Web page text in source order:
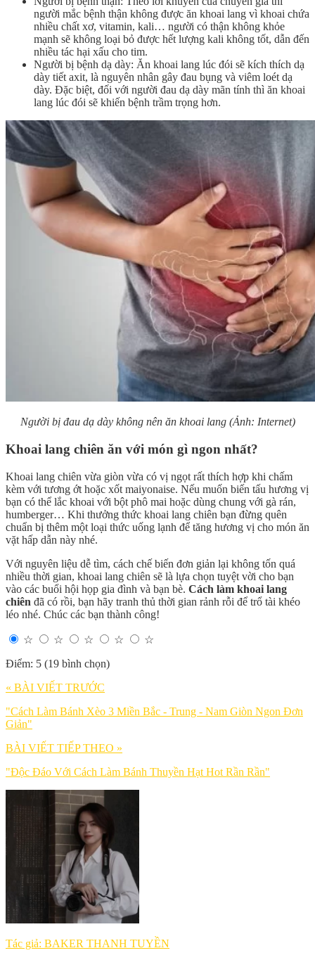
người mắc bệnh thận không được ăn khoai lang vì khoai chứa
nhiều chất xơ, vitamin, kali… người có thận không khỏe
mạnh sẽ không loại bỏ được hết lượng kali không tốt, dẫn đến
nhiều tác hại xấu cho tim.
Người bị bệnh dạ dày: Ăn khoai lang lúc đói sẽ kích thích dạ
dày tiết axit, là nguyên nhân gây đau bụng và viêm loét dạ
dày. Đặc biệt, đối với người đau dạ dày mãn tính thì ăn khoai
lang lúc đói sẽ khiến bệnh trầm trọng hơn.
Người bị đau dạ dày không nên ăn khoai lang (Ảnh: Internet)
Khoai lang chiên ăn với món gì ngon nhất?
Khoai lang chiên vừa giòn vừa có vị ngọt rất thích hợp khi chấm
kèm với tương ớt hoặc xốt maiyonaise. Nếu muốn biến tấu hương vị
bạn có thể lắc khoai với bột phô mai hoặc dùng chung với gà rán,
humberger… Khi thưởng thức khoai lang chiên bạn đừng quên
chuẩn bị thêm một loại thức uống lạnh để tăng hương vị cho món ăn
vặt hấp dẫn này nhé.
Với nguyên liệu dễ tìm, cách chế biến đơn giản lại không tốn quá
nhiều thời gian, khoai lang chiên sẽ là lựa chọn tuyệt vời cho bạn
vào các buổi hội họp gia đình và bạn bè. Cách làm khoai lang
chiên đã có rồi, bạn hãy tranh thủ thời gian rảnh rỗi để trổ tài khéo
léo nhé. Chúc các bạn thành công!
☆ ☆ ☆ ☆
☆
Điểm: 5 (19 bình chọn)
« BÀI VIẾT TRƯỚC
"Cách Làm Bánh Xèo 3 Miền Bắc - Trung - Nam Giòn Ngon Đơn
Giản"
BÀI VIẾT TIẾP THEO »
"Độc Đáo Với Cách Làm Bánh Thuyền Hạt Hot Rần Rần"
Tác giả: BAKER THANH TUYỀN